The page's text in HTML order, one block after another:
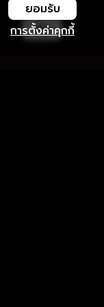
การตั้งค่าคุกกี้
ยอมรับ
เปิด